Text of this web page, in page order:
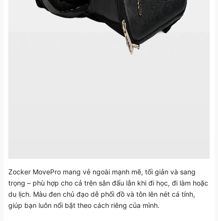
Zocker MovePro mang vẻ ngoài mạnh mẽ, tối giản và sang
trọng – phù hợp cho cả trên sân đấu lẫn khi đi học, đi làm hoặc
du lịch. Màu đen chủ đạo dễ phối đồ và tôn lên nét cá tính,
giúp bạn luôn nổi bật theo cách riêng của mình.